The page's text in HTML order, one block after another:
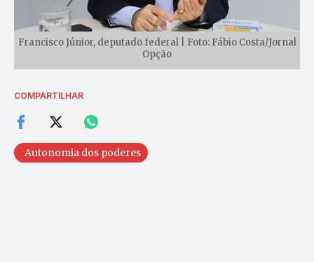
Francisco Júnior, deputado federal | Foto: Fábio Costa/Jornal
Opção
COMPARTILHAR
Autonomia dos poderes